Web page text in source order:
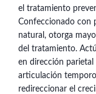
el tratamiento
Confeccionado con
natural, otorga
del tratamiento.
en dirección parietal
articulación
redireccionar el